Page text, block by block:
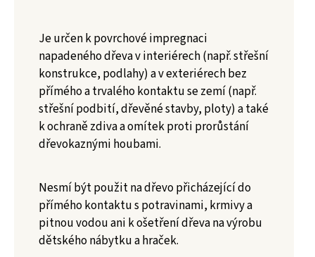
Je určen k povrchové impregnaci
napadeného dřeva v interiérech (např. střešní
konstrukce, podlahy) a v exteriérech bez
přímého a trvalého kontaktu se zemí (např.
střešní podbití, dřevěné stavby, ploty) a také
k ochraně zdiva a omítek proti prorůstání
dřevokaznými houbami.
Nesmí být použit na dřevo přicházející do
přímého kontaktu s potravinami, krmivy a
pitnou vodou ani k ošetření dřeva na výrobu
dětského nábytku a hraček.